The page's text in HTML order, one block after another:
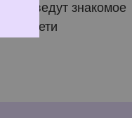
введут знакомое
соцсети